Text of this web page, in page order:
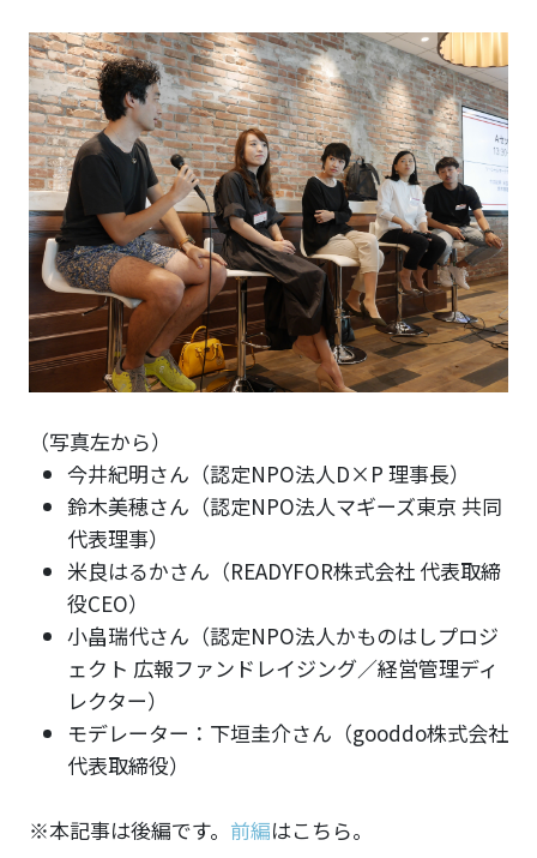
（写真左から）
今井紀明さん（認定NPO法人D×P 理事長）
鈴木美穂さん（認定NPO法人マギーズ東京 共同
代表理事）
米良はるかさん（READYFOR株式会社 代表取締
役CEO）
小畠瑞代さん（認定NPO法人かものはしプロジ
ェクト 広報ファンドレイジング／経営管理ディ
レクター）
モデレーター：下垣圭介さん（gooddo株式会社
代表取締役）
※本記事は後編です。 前編はこちら。